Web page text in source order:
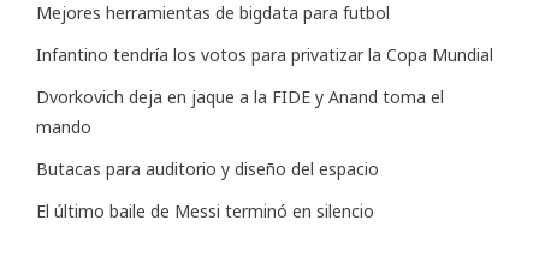
Mejores herramientas de bigdata para futbol
Infantino tendría los votos para privatizar la Copa Mundial
Dvorkovich deja en jaque a la FIDE y Anand toma el
mando
Butacas para auditorio y diseño del espacio
El último baile de Messi terminó en silencio